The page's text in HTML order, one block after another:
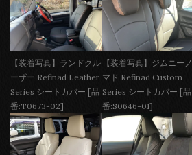
【装着写真】ランドクル
ーザー Refinad Leather
Series シートカバー [品
番:T0673-02]
【装着写真】ジムニーノ
マド Refinad Custom
Series シートカバー [品
番:S0646-01]